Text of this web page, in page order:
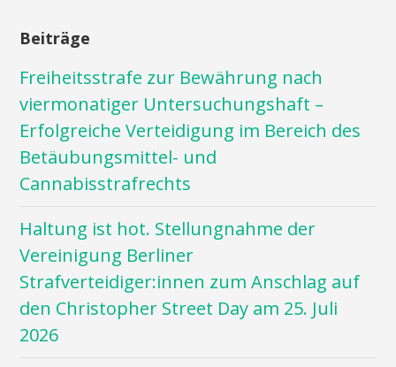
Beiträge
Freiheitsstrafe zur Bewährung nach
viermonatiger Untersuchungshaft –
Erfolgreiche Verteidigung im Bereich des
Betäubungsmittel- und
Cannabisstrafrechts
Haltung ist hot. Stellungnahme der
Vereinigung Berliner
Strafverteidiger:innen zum Anschlag auf
den Christopher Street Day am 25. Juli
2026